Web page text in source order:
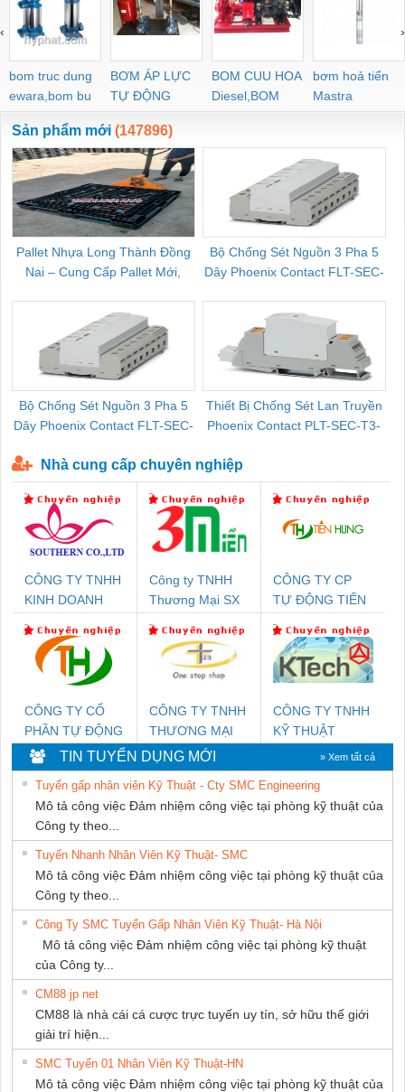
bom truc dung
ewara,bom bu
ewara
BƠM ÁP LỰC
TỰ ĐỘNG
BOM CUU HOA
Diesel,BOM
CHUA CHAY
bơm hoả tiển
Mastra
‹ ›
Sản phẩm mới (147896)
Pallet Nhựa Long Thành Đồng
Nai – Cung Cấp Pallet Mới,
Bộ Chống Sét Nguồn 3 Pha 5
Dây Phoenix Contact FLT-SEC-
Bộ Chống Sét Nguồn 3 Pha 5
Dây Phoenix Contact FLT-SEC-
Thiết Bị Chống Sét Lan Truyền
Phoenix Contact PLT-SEC-T3-
Nhà cung cấp chuyên nghiệp
CÔNG TY TNHH
KINH DOANH
PHƯƠNG NAM
Công ty TNHH
Thương Mại SX
CÔNG TY CP
TỰ ĐỘNG TIẾN
CÔNG TY CỔ
PHẦN TỰ ĐỘNG
TIẾN HƯNG
CÔNG TY TNHH
THƯƠNG MẠI
THIÊN ÂN VIỆT
NAM
CÔNG TY TNHH
KỸ THUẬT
KTECH VIỆT
NAM
TIN TUYỂN DỤNG MỚI » Xem tất cả
Tuyển gấp nhân viên Kỹ Thuật - Cty SMC Engineering
Mô tả công việc Đảm nhiệm công việc tại phòng kỹ thuật của
Công ty theo...
Tuyển Nhanh Nhân Viên Kỹ Thuật- SMC
Mô tả công việc Đảm nhiệm công việc tại phòng kỹ thuật của
Công ty theo...
Công Ty SMC Tuyển Gấp Nhân Viên Kỹ Thuật- Hà Nội
Mô tả công việc Đảm nhiệm công việc tại phòng kỹ thuật
của Công ty...
CM88 jp net
CM88 là nhà cái cá cược trực tuyến uy tín, sở hữu thế giới
giải trí hiện...
SMC Tuyển 01 Nhân Viên Kỹ Thuật-HN
Mô tả công việc Đảm nhiệm công việc tại phòng kỹ thuật của